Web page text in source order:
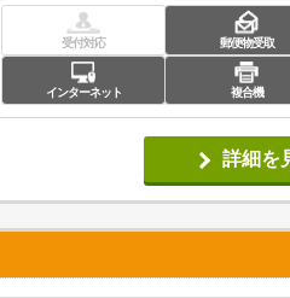
受付対応 郵便物受取
インターネット 複合機
詳細を